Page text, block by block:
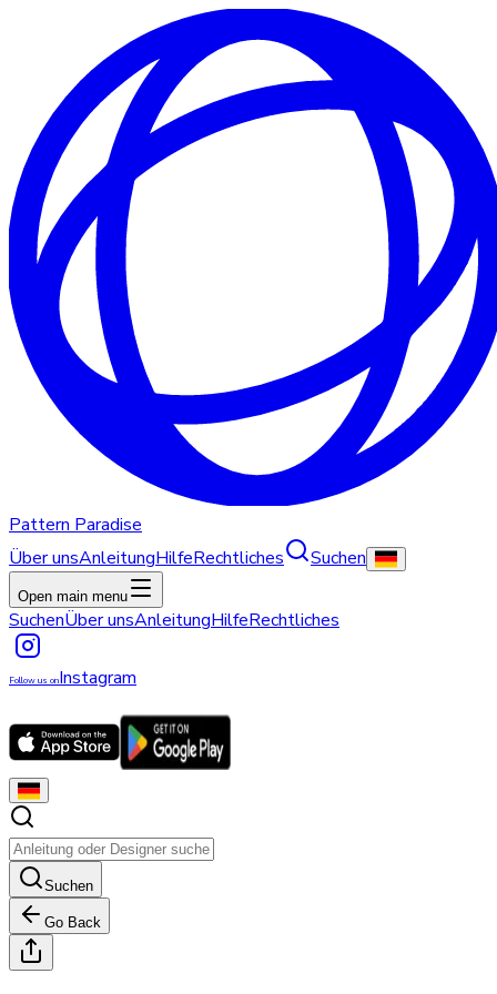
Pattern Paradise
Über unsAnleitungHilfeRechtliches Suchen
Open main menu
SuchenÜber unsAnleitungHilfeRechtliches
Follow us onInstagram
Suchen
Go Back